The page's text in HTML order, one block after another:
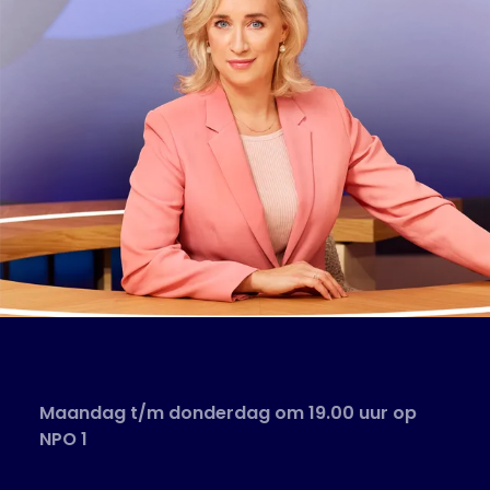
Maandag t/m donderdag om 19.00 uur op
NPO 1